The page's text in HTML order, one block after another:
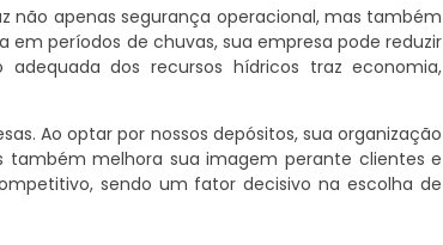
não apenas segurança operacional, mas também
períodos de chuvas, sua empresa pode reduzir
dos recursos hídricos traz economia,
Ao optar por nossos depósitos, sua organização
também melhora sua imagem perante clientes e
sendo um fator decisivo na escolha de